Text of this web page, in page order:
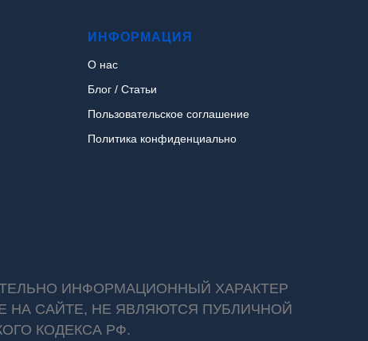
ИНФОРМАЦИЯ
О нас
Блог / Статьи
Пользовательское соглашение
Политика конфиденциально
ИНФОРМАЦИОННЫЙ ХАРАКТЕР
САЙТЕ, НЕ ЯВЛЯЮТСЯ ПУБЛИЧНОЙ
КОДЕКСА РФ.